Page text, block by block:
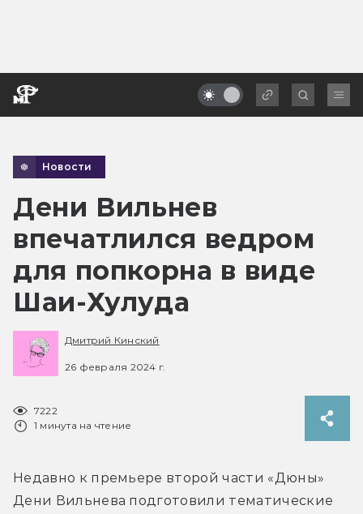
Новости
Дени Вильнев
впечатлился ведром
для попкорна в виде
Шаи-Хулуда
Дмитрий Кинский
26 февраля 2024 г.
7222
1 минута на чтение
Недавно к премьере второй части «Дюны»
Дени Вильнева подготовили тематические